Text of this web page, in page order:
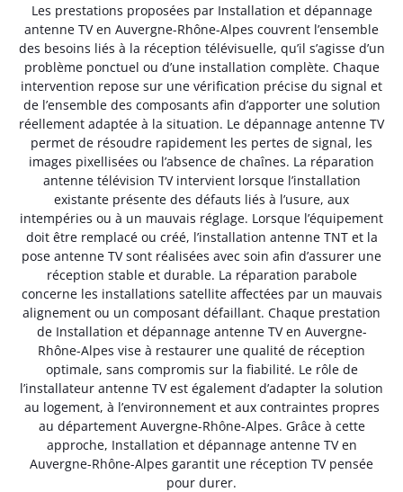
Les prestations proposées par Installation et dépannage
antenne TV en Auvergne-Rhône-Alpes couvrent l’ensemble
des besoins liés à la réception télévisuelle, qu’il s’agisse d’un
problème ponctuel ou d’une installation complète. Chaque
intervention repose sur une vérification précise du signal et
de l’ensemble des composants afin d’apporter une solution
réellement adaptée à la situation. Le dépannage antenne TV
permet de résoudre rapidement les pertes de signal, les
images pixellisées ou l’absence de chaînes. La réparation
antenne télévision TV intervient lorsque l’installation
existante présente des défauts liés à l’usure, aux
intempéries ou à un mauvais réglage. Lorsque l’équipement
doit être remplacé ou créé, l’installation antenne TNT et la
pose antenne TV sont réalisées avec soin afin d’assurer une
réception stable et durable. La réparation parabole
concerne les installations satellite affectées par un mauvais
alignement ou un composant défaillant. Chaque prestation
de Installation et dépannage antenne TV en Auvergne-
Rhône-Alpes vise à restaurer une qualité de réception
optimale, sans compromis sur la fiabilité. Le rôle de
l’installateur antenne TV est également d’adapter la solution
au logement, à l’environnement et aux contraintes propres
au département Auvergne-Rhône-Alpes. Grâce à cette
approche, Installation et dépannage antenne TV en
Auvergne-Rhône-Alpes garantit une réception TV pensée
pour durer.